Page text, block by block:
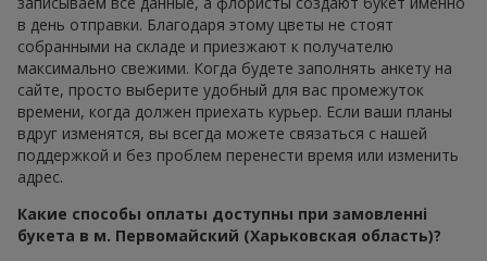
в день отправки. Благодаря этому цветы не стоят
собранными на складе и приезжают к получателю
максимально свежими. Когда будете заполнять анкету на
сайте, просто выберите удобный для вас промежуток
времени, когда должен приехать курьер. Если ваши планы
вдруг изменятся, вы всегда можете связаться с нашей
поддержкой и без проблем перенести время или изменить
адрес.
Какие способы оплаты доступны при замовленні
букета в м. Первомайский (Харьковская область)?